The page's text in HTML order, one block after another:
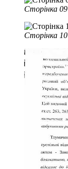
Сторінка 09
Сторінка 10